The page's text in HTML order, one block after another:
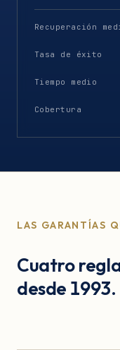
Recuperación
Tasa de éxito
Tiempo medio
Cobertura
LAS GARANTÍAS
Cuatro
desde 1993.